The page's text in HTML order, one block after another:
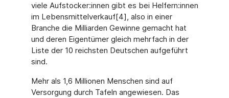
viele Aufstocker:innen gibt es bei Helfern:innen
im Lebensmittelverkauf[4], also in einer
Branche die Milliarden Gewinne gemacht hat
und deren Eigentümer gleich mehrfach in der
Liste der 10 reichsten Deutschen aufgeführt
sind.
Mehr als 1,6 Millionen Menschen sind auf
Versorgung durch Tafeln angewiesen. Das